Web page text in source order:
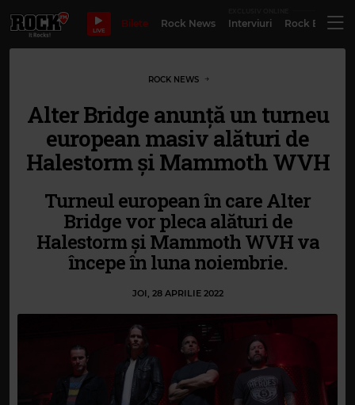
LIVE
Bilete Rock News Interviuri Rock
ROCK NEWS
Alter Bridge anunță un turneu
european masiv alături de
Halestorm și Mammoth WVH
Turneul european în care Alter
Bridge vor pleca alături de
Halestorm și Mammoth WVH va
începe în luna noiembrie.
JOI, 28 APRILIE 2022